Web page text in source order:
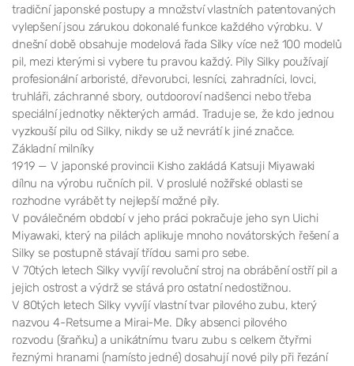
tradiční japonské postupy a množství vlastních patentovaných
vylepšení jsou zárukou dokonalé funkce každého výrobku. V
dnešní době obsahuje modelová řada Silky více než 100 modelů
pil, mezi kterými si vybere tu pravou každý. Pily Silky používají
profesionální arboristé, dřevorubci, lesníci, zahradníci, lovci,
truhláři, záchranné sbory, outdooroví nadšenci nebo třeba
speciální jednotky některých armád. Traduje se, že kdo jednou
vyzkouší pilu od Silky, nikdy se už nevrátí k jiné značce.
Základní milníky
1919 — V japonské provincii Kisho zakládá Katsuji Miyawaki
dílnu na výrobu ručních pil. V proslulé nožířské oblasti se
rozhodne vyrábět ty nejlepší možné pily.
V poválečném období v jeho práci pokračuje jeho syn Uichi
Miyawaki, který na pilách aplikuje mnoho novátorských řešení a
Silky se postupně stávají třídou sami pro sebe.
V 70tých letech Silky vyvíjí revoluční stroj na obrábění ostří pil a
jejich ostrost a výdrž se stává pro ostatní nedostižnou.
V 80tých letech Silky vyvíjí vlastní tvar pilového zubu, který
nazvou 4-Retsume a Mirai-Me. Díky absenci pilového
rozvodu (šraňku) a unikátnímu tvaru zubu s celkem čtyřmi
řeznými hranami (namísto jedné) dosahují nové pily při řezání